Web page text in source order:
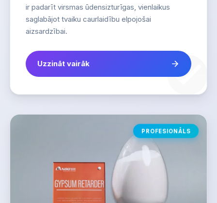
ir padarīt virsmas ūdensizturīgas, vienlaikus
saglabājot tvaiku caurlaidību elpojošai
aizsardzībai.
Uzzināt vairāk
PROFESIONĀLS